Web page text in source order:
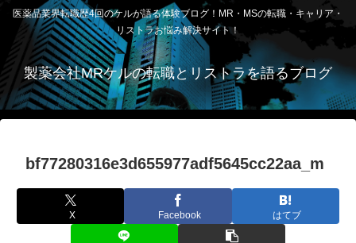
医薬品業界転職歴4回のケルが語る体験ブログ！MR・MSの転職・キャリア・
リストラお悩み解決サイト！
製薬会社MRケルの転職とリストラを語るブログ
bf77280316e3d655977adf5645cc22aa_m
X Facebook はてブ